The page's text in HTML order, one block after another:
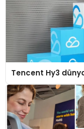
Tencent Hy3